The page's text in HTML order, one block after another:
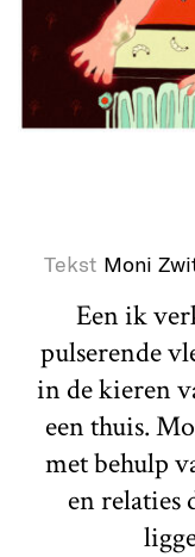
Tekst Moni
Een ik
pulserende
in de kieren
een thuis.
met behulp
en relaties